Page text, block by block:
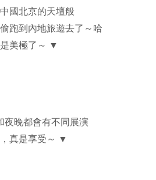
國北京的天壇般
跑到內地旅遊去了～哈
美極了～ ▼
夜晚都會有不同展演
真是享受～ ▼